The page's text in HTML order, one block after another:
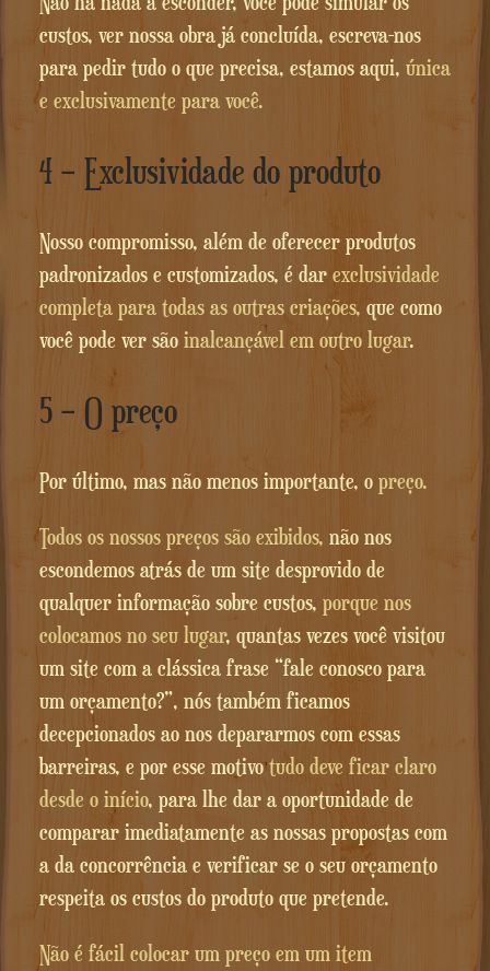
custos, ver nossa obra já concluída, escreva-nos
para pedir tudo o que precisa, estamos aqui, única
e exclusivamente para você.
4 – Exclusividade do produto
Nosso compromisso, além de oferecer produtos
padronizados e customizados, é darexclusividade
completa para todas as outras criações, que como
você pode ver são inalcançável em outro lugar.
5 – O preço
Por último, mas não menos importante, o preço.
Todos os nossos preços são exibidos, não nos
escondemos atrás de um site desprovido de
qualquer informação sobre custos, porque nos
colocamos no seu lugar, quantas vezes você visitou
um site com a clássica frase “fale conosco para
um orçamento?”, nós também ficamos
decepcionados ao nos depararmos com essas
barreiras, e por esse motivotudo deve ficar claro
desde o início, para lhe dar a oportunidade de
comparar imediatamente as nossas propostas com
a da concorrência e verificar se o seu orçamento
respeita os custos do produto que pretende.
Não é fácil colocar um preço em um item